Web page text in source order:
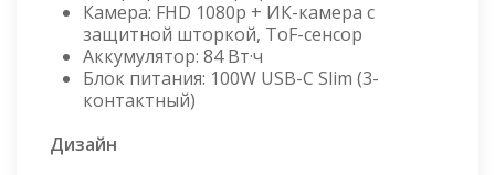
Камера: FHD 1080p + ИК-камера с
защитной шторкой, ToF-сенсор
Аккумулятор: 84 Вт·ч
Блок питания: 100W USB-C Slim (3-
контактный)
Дизайн